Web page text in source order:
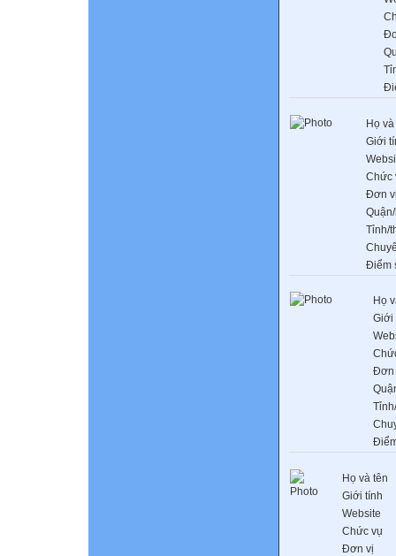
Họ
Giới
Chức
Đơn
Tỉnh/
Điểm
Họ
Giới
Đơn
Họ và tên
Giới tính
Website
Chức vụ
Đơn vị